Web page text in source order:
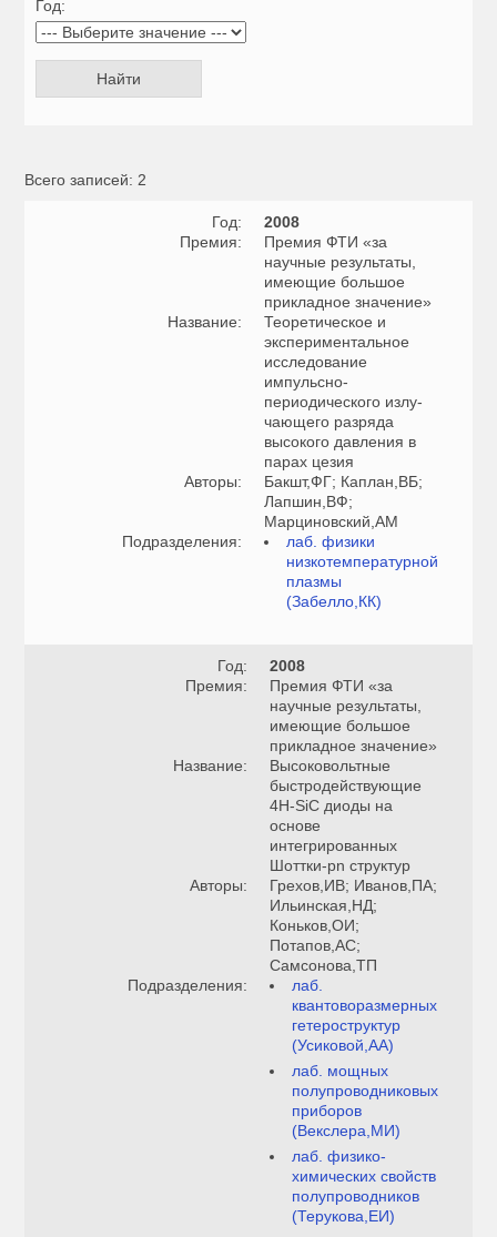
Год:
Всего записей: 2
Год:
2008
Премия:
Премия ФТИ «за
научные результаты,
имеющие большое
прикладное значение»
Название:
Теоретическое и
экспериментальное
исследование
импульсно-
периодического излу-
чающего разряда
высокого давления в
парах цезия
Авторы:
Бакшт,ФГ; Каплан,ВБ;
Лапшин,ВФ;
Марциновский,АМ
Подразделения:
лаб. физики
низкотемпературной
плазмы
(Забелло,КК)
Год:
2008
Премия:
Премия ФТИ «за
научные результаты,
имеющие большое
прикладное значение»
Название:
Высоковольтные
быстродействующие
4Н-SiC диоды на
основе
интегрированных
Шоттки-pn структур
Авторы:
Грехов,ИВ; Иванов,ПА;
Ильинская,НД;
Коньков,ОИ;
Потапов,АС;
Самсонова,ТП
Подразделения:
лаб.
квантоворазмерных
гетероструктур
(Усиковой,АА)
лаб. мощных
полупроводниковых
приборов
(Векслера,МИ)
лаб. физико-
химических свойств
полупроводников
(Терукова,ЕИ)